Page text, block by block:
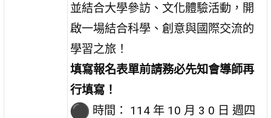
並結合大學參訪、文化體驗活動，開
啟一場結合科學、創意與國際交流的
學習之旅！
填寫報名表單前請務必先知會導師再
行填寫！
時間： 114 年 10 月 3 0 日 週四